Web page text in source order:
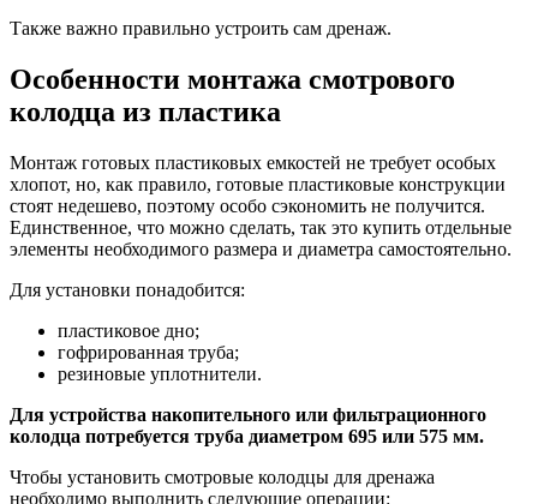
Также важно правильно устроить сам дренаж.
Особенности монтажа смотрового
колодца из пластика
Монтаж готовых пластиковых емкостей не требует особых
хлопот, но, как правило, готовые пластиковые конструкции
стоят недешево, поэтому особо сэкономить не получится.
Единственное, что можно сделать, так это купить отдельные
элементы необходимого размера и диаметра самостоятельно.
Для установки понадобится:
пластиковое дно;
гофрированная труба;
резиновые уплотнители.
Для устройства накопительного или фильтрационного
колодца потребуется труба диаметром 695 или 575 мм.
Чтобы установить смотровые колодцы для дренажа
необходимо выполнить следующие операции: